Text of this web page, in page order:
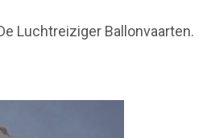
Luchtreiziger Ballonvaarten.